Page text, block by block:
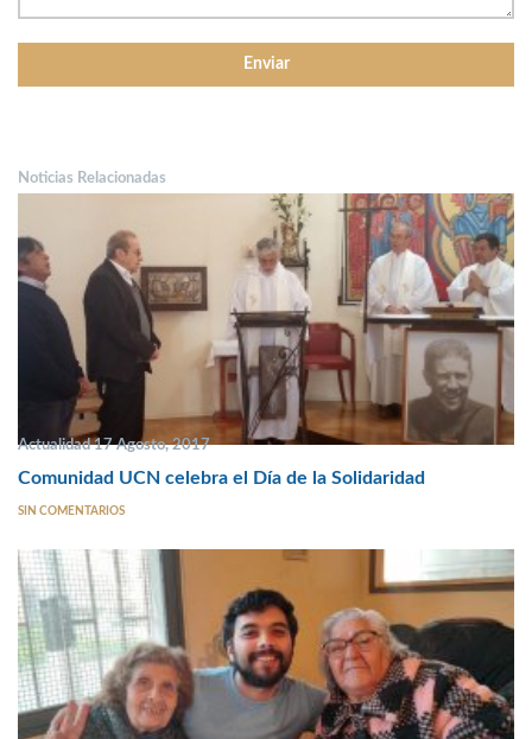
Noticias Relacionadas
Actualidad 17 Agosto, 2017
Comunidad UCN celebra el Día de la Solidaridad
SIN COMENTARIOS